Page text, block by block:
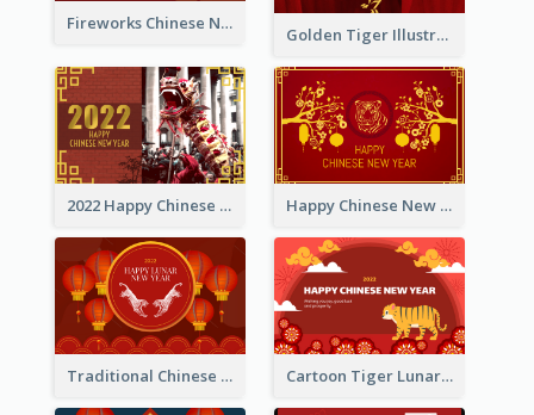
Fireworks Chinese New Year Greeting Card
Golden Tiger Illustration Chinese New Year Greeting Card
2022 Happy Chinese New Year Greeting Card With Photo Happy Chinese New Year Greeting Card With Chinese Tree Illustration
Traditional Chinese New Year Celebration Greeting Card Cartoon Tiger Lunar New Year Greeting Card